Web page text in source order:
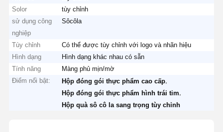
Solor
tùy chỉnh
sử dụng công
nghiệp
Sôcôla
Tùy chỉnh
Có thể được tùy chỉnh với logo và nhãn hiệu
Hình dạng
Hình dạng khác nhau có sẵn
Tính năng
Màng phủ mịn/mờ
Điểm nổi bật:
Hộp đóng gói thực phẩm cao cấp
Hộp đóng gói thực phẩm hình trái tim
Hộp quà sô cô la sang trọng tùy chỉnh